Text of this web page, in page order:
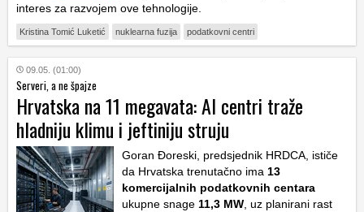
interes za razvojem ove tehnologije.
Kristina Tomić Luketić nuklearna fuzija podatkovni centri
09.05. (01:00)
Serveri, a ne špajze
Hrvatska na 11 megavata: AI centri traže
hladniju klimu i jeftiniju struju
Goran Đoreski, predsjednik HRDCA, ističe
da Hrvatska trenutačno ima 13
komercijalnih podatkovnih centara
ukupne snage 11,3 MW , uz planirani rast